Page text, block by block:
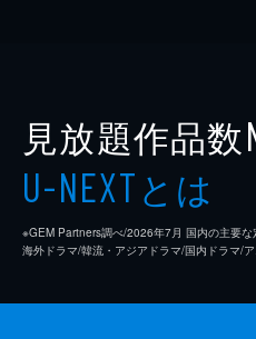
見放題作品数
U-NEXTとは
※GEM Partners調べ/2026年7⽉ 国内の主要
海外ドラマ/韓流・アジアドラマ/国内ドラマ/